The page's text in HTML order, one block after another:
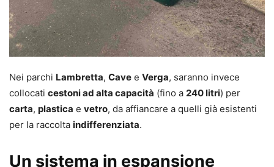
Nei parchi Lambretta, Cave e Verga, saranno invece
collocati cestoni ad alta capacità (fino a 240 litri) per
carta, plastica e vetro, da affiancare a quelli già esistenti
per la raccolta indifferenziata.
Un sistema in espansione